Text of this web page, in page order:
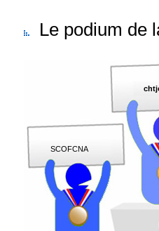
Le podium de
SCOFCNA